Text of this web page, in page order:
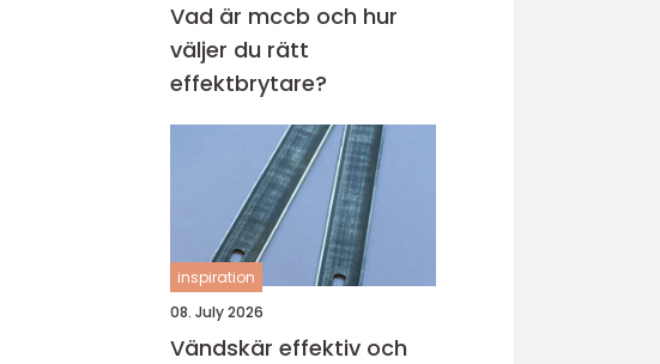
Vad är mccb och hur
väljer du rätt
effektbrytare?
inspiration
08. July 2026
Vändskär effektiv och